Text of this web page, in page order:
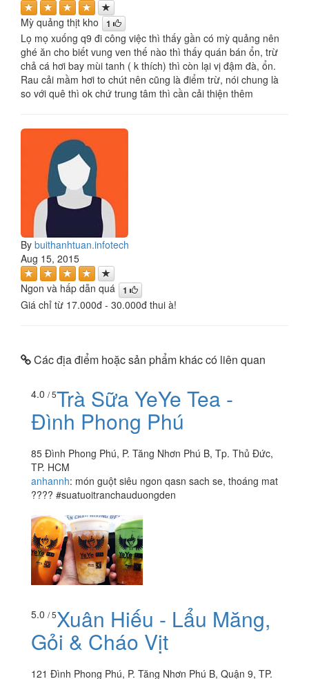
Mỳ quảng thịt kho 1
Lọ mọ xuống q9 đi công việc thì thấy gần có mỳ quảng nên
ghé ăn cho biết vung ven thế nào thì thấy quán bán ổn, trừ
chả cá hơi bay mùi tanh ( k thích) thì còn lại vị đậm đà, ổn.
Rau cải mầm hơi to chút nên cũng là điểm trừ, nói chung là
so với quê thì ok chứ trung tâm thì cần cải thiện thêm
By buithanhtuan.infotech
Aug 15, 2015
Ngon và hấp dẫn quá 1
Giá chỉ từ 17.000đ - 30.000đ thui à!
Các địa điểm hoặc sản phẩm khác có liên quan
4.0 / 5Trà Sữa YeYe Tea -
Đình Phong Phú
85 Đình Phong Phú, P. Tăng Nhơn Phú B, Tp. Thủ Đức,
TP. HCM
anhannh: món guột siêu ngon qasn sach se, thoáng mat
???? #suatuoitranchauduongden
5.0 / 5Xuân Hiếu - Lẩu Măng,
Gỏi & Cháo Vịt
121 Đình Phong Phú, P. Tăng Nhơn Phú B, Quận 9, TP.